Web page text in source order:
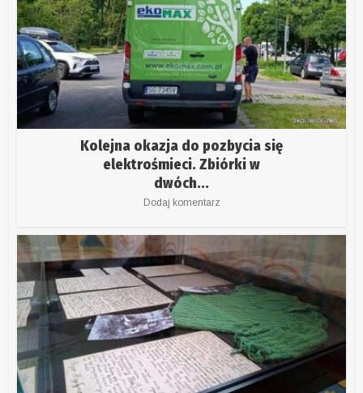
Kolejna okazja do pozbycia się
elektrośmieci. Zbiórki w
dwóch...
Dodaj komentarz